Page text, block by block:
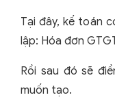
Tại đây, kế toán
lập: Hóa đơn
Rồi sau đó sẽ
muốn tạo.